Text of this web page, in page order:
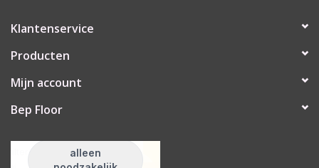
Klantenservice
Producten
Mijn account
Bep Floor